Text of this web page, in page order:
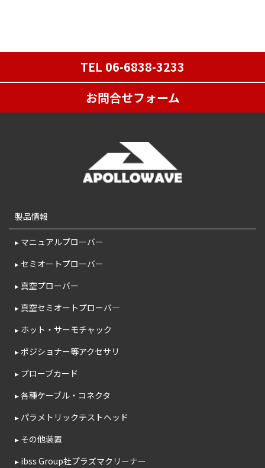
TEL 06-6838-3233
お問合せフォーム
製品情報
マニュアルプローバー
セミオートプローバー
真空プローバー
真空セミオートプローバ―
ホット・サーモチャック
ポジショナー等アクセサリ
プローブカード
各種ケーブル・コネクタ
パラメトリックテストヘッド
その他装置
ibss Group社プラズマクリーナー